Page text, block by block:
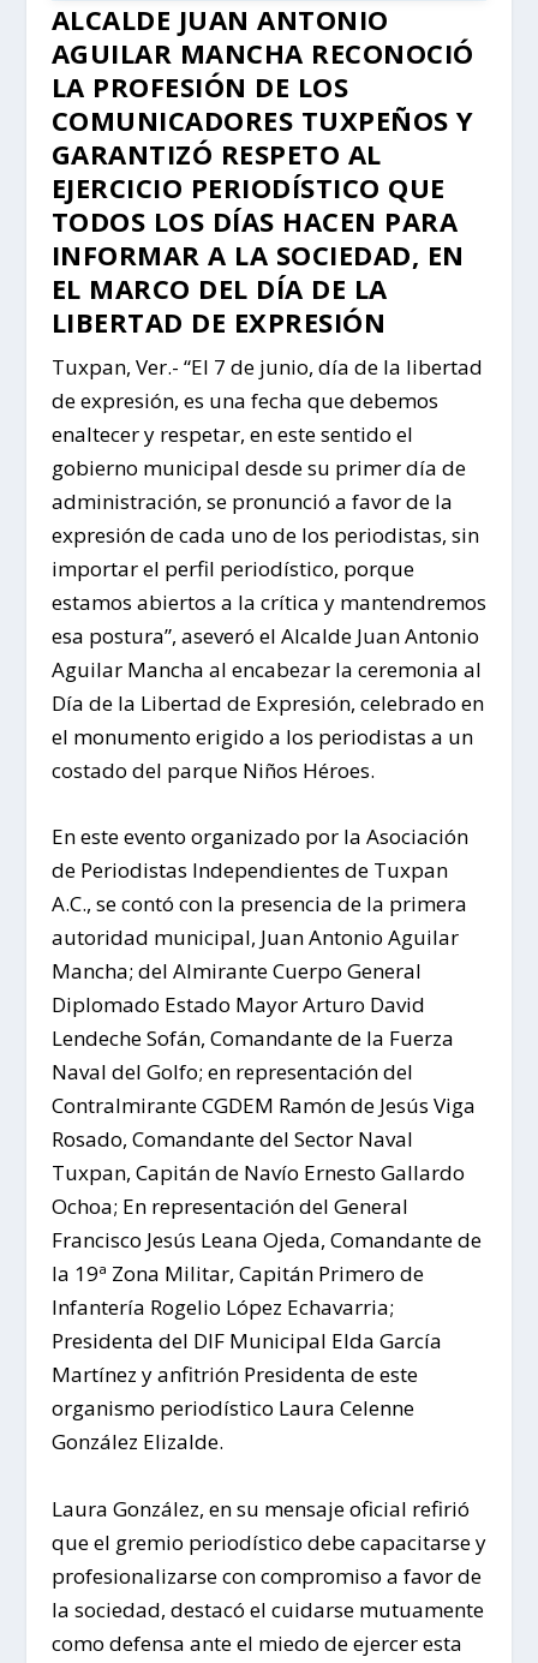
ALCALDE JUAN ANTONIO
AGUILAR MANCHA RECONOCIÓ
LA PROFESIÓN DE LOS
COMUNICADORES TUXPEÑOS Y
GARANTIZÓ RESPETO AL
EJERCICIO PERIODÍSTICO QUE
TODOS LOS DÍAS HACEN PARA
INFORMAR A LA SOCIEDAD, EN
EL MARCO DEL DÍA DE LA
LIBERTAD DE EXPRESIÓN
Tuxpan, Ver.- “El 7 de junio, día de la libertad
de expresión, es una fecha que debemos
enaltecer y respetar, en este sentido el
gobierno municipal desde su primer día de
administración, se pronunció a favor de la
expresión de cada uno de los periodistas, sin
importar el perfil periodístico, porque
estamos abiertos a la crítica y mantendremos
esa postura”, aseveró el Alcalde Juan Antonio
Aguilar Mancha al encabezar la ceremonia al
Día de la Libertad de Expresión, celebrado en
el monumento erigido a los periodistas a un
costado del parque Niños Héroes.
En este evento organizado por la Asociación
de Periodistas Independientes de Tuxpan
A.C., se contó con la presencia de la primera
autoridad municipal, Juan Antonio Aguilar
Mancha; del Almirante Cuerpo General
Diplomado Estado Mayor Arturo David
Lendeche Sofán, Comandante de la Fuerza
Naval del Golfo; en representación del
Contralmirante CGDEM Ramón de Jesús Viga
Rosado, Comandante del Sector Naval
Tuxpan, Capitán de Navío Ernesto Gallardo
Ochoa; En representación del General
Francisco Jesús Leana Ojeda, Comandante de
la 19ª Zona Militar, Capitán Primero de
Infantería Rogelio López Echavarria;
Presidenta del DIF Municipal Elda García
Martínez y anfitrión Presidenta de este
organismo periodístico Laura Celenne
González Elizalde.
Laura González, en su mensaje oficial refirió
que el gremio periodístico debe capacitarse y
profesionalizarse con compromiso a favor de
la sociedad, destacó el cuidarse mutuamente
como defensa ante el miedo de ejercer esta